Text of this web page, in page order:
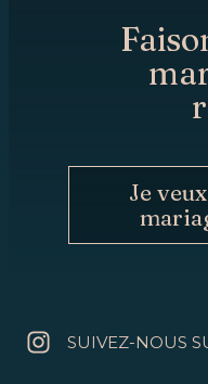
Je
SUIVEZ-NOUS